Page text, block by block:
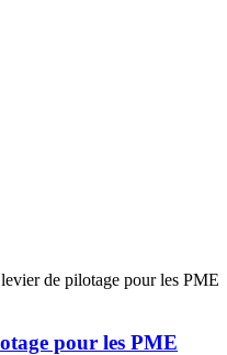
pour les PME